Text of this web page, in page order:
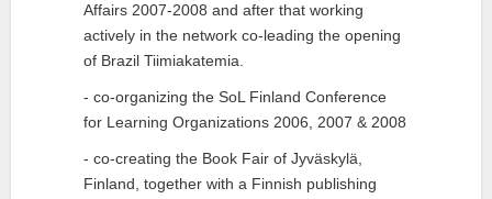
Affairs 2007-2008 and after that working
actively in the network co-leading the opening
of Brazil Tiimiakatemia.
- co-organizing the SoL Finland Conference
for Learning Organizations 2006, 2007 & 2008
- co-creating the Book Fair of Jyväskylä,
Finland, together with a Finnish publishing